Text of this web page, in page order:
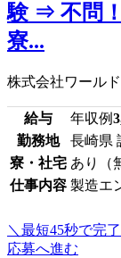
験 ⇒ 不問
寮...
株式会社ワール
給与 年収例
勤務地
長崎県
寮・社宅 あり（
仕事内容 製造エ
＼最短45秒で完
応募へ進む